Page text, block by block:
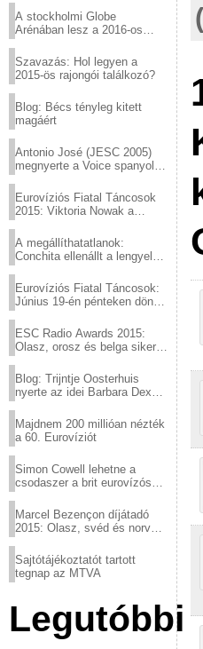
A stockholmi Globe
Arénában lesz a 2016-os
Szavazás: Hol legyen a
2015-ös rajongói találkozó?
Blog: Bécs tényleg kitett
magáért
Antonio José (JESC 2005)
megnyerte a Voice spanyol
Eurovíziós Fiatal Táncosok
2015: Viktoria Nowak a
A megállíthatatlanok:
Conchita ellenállt a lengyel
Eurovíziós Fiatal Táncosok:
Június 19-én pénteken döntő
ESC Radio Awards 2015:
Olasz, orosz és belga siker,
Blog: Trijntje Oosterhuis
nyerte az idei Barbara Dex
Majdnem 200 millióan nézték
a 60. Eurovíziót
Simon Cowell lehetne a
csodaszer a brit eurovízós
Marcel Bezençon díjátadó
2015: Olasz, svéd és norvég
Sajtótájékoztatót tartott
tegnap az MTVA
Legutóbbi